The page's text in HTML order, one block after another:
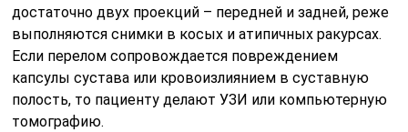
достаточно двух проекций – передней и задней, реже
выполняются снимки в косых и атипичных ракурсах.
Если перелом сопровождается повреждением
капсулы сустава или кровоизлиянием в суставную
полость, то пациенту делают УЗИ или компьютерную
томографию.